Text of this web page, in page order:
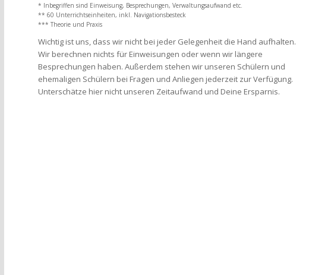
* Inbegriffen sind Einweisung, Besprechungen, Verwaltungsaufwand etc.
** 60 Unterrichtseinheiten, inkl. Navigationsbesteck
*** Theorie und Praxis
Wichtig ist uns, dass wir nicht bei jeder Gelegenheit die Hand aufhalten.
Wir berechnen nichts für Einweisungen oder wenn wir längere
Besprechungen haben. Außerdem stehen wir unseren Schülern und
ehemaligen Schülern bei Fragen und Anliegen jederzeit zur Verfügung.
Unterschätze hier nicht unseren Zeitaufwand und Deine Ersparnis.